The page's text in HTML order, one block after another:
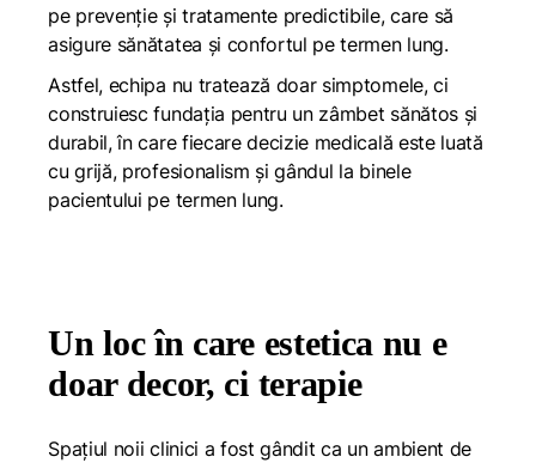
pe prevenție și tratamente predictibile, care să
asigure sănătatea și confortul pe termen lung.
Astfel, echipa nu tratează doar simptomele, ci
construiesc fundația pentru un zâmbet sănătos și
durabil, în care fiecare decizie medicală este luată
cu grijă, profesionalism și gândul la binele
pacientului pe termen lung.
Un loc în care estetica nu e
doar decor, ci terapie
Spațiul noii clinici a fost gândit ca un ambient de